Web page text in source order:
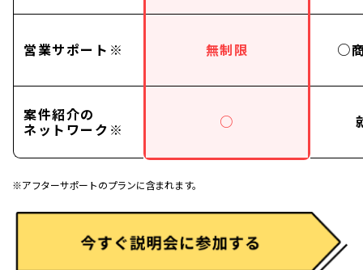
営業サポート※
案件紹介の
ネットワーク※
無制限
○
○
※アフターサポートのプランに含まれます。